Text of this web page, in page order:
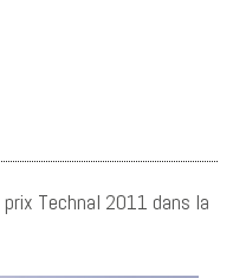
Technal 2011 dans la